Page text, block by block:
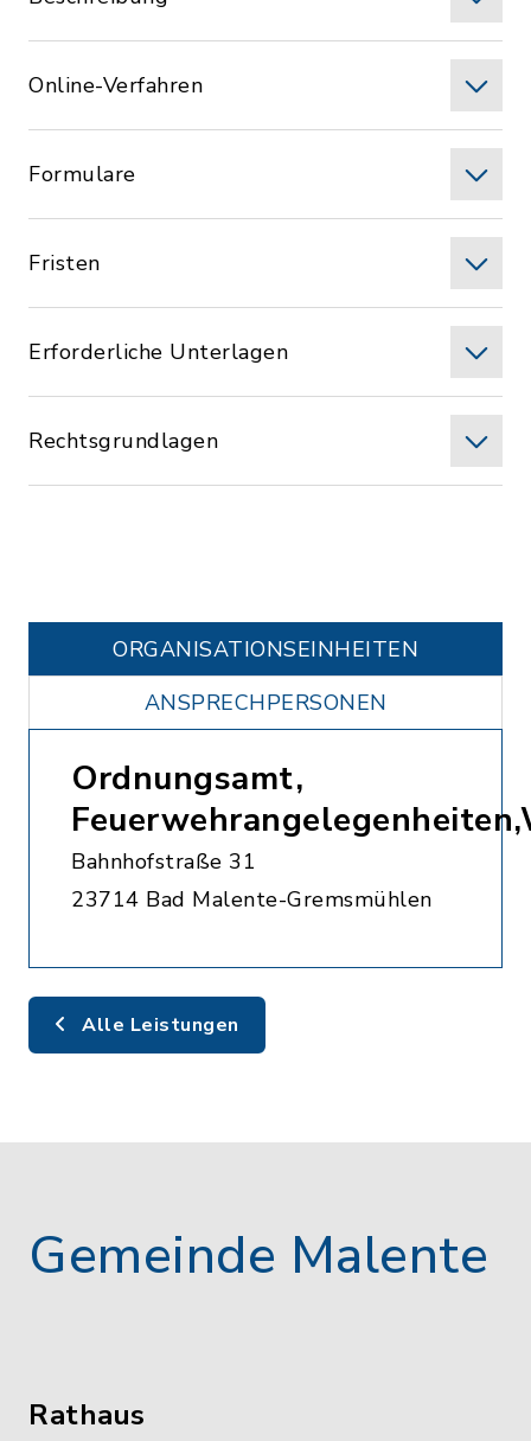
Online-Verfahren
Formulare
Fristen
Erforderliche Unterlagen
Rechtsgrundlagen
ORGANISATIONS­EINHEITEN
ANSPRECHPERSONEN
Ordnungsamt,
Bahnhofstraße 31
23714 Bad Malente-Gremsmühlen
Alle Leistungen
Gemeinde Malente
Rathaus